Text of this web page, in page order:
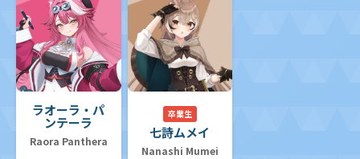
ラオーラ・パ
ンテーラ
Raora Panthera
卒業生
七詩ムメイ
Nanashi Mumei